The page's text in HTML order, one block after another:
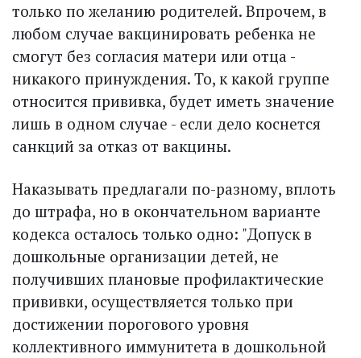
только по желанию родителей. Впрочем, в
любом случае вакцинировать ребенка не
смогут без согласия матери или отца -
никакого принуждения. То, к какой группе
относится прививка, будет иметь значение
лишь в одном случае - если дело коснется
санкций за отказ от вакцины.
Наказывать предлагали по-разному, вплоть
до штрафа, но в окончательном варианте
кодекса осталось только одно: "Допуск в
дошкольные организации детей, не
получивших плановые профилактические
прививки, осуществляется только при
достижении порогового уровня
коллективного иммунитета в дошкольной